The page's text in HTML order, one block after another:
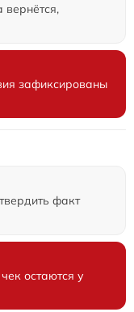
зафиксированы
факт
остаются у